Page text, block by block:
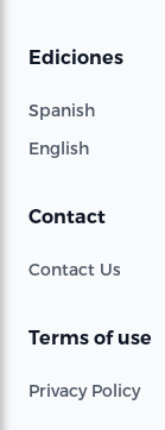
Ediciones
Spanish
English
Contact
Contact Us
Terms of use
Privacy Policy